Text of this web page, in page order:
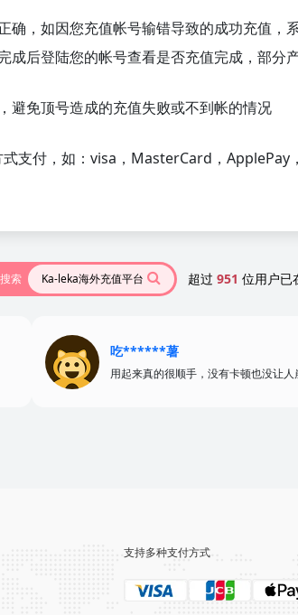
确，如因您充值帐号输错导致的成功充值，
成后登陆您的帐号查看是否充值完成，部分
避免顶号造成的充值失败或不到帐的情况
支付，如：visa，MasterCard，ApplePay
搜索 Ka-leka海外充值平台 超过 951 位用户已
吃******薯
用起来真的很顺手，没有卡顿也没让人
支持多种支付方式